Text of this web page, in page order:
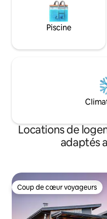
Piscine
Locations de
adaptés
Coup de cœur voyageurs
Coup de cœur voyageurs